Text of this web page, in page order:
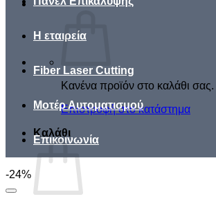
Κανένα προϊόν στο καλάθι σας.
Επιστροφή στο κατάστημα
Καλάθι
Η εταιρεία
Fiber Laser Cutting
Μοτέρ Αυτοματισμού
Επικοινωνία
-24%